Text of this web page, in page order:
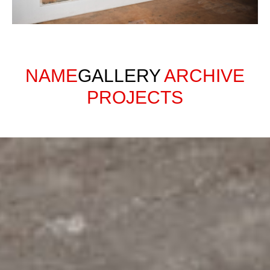
NAMEGALLERY ARCHIVE
PROJECTS